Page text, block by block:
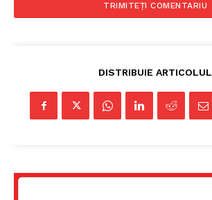
DISTRIBUIE ARTICOLUL